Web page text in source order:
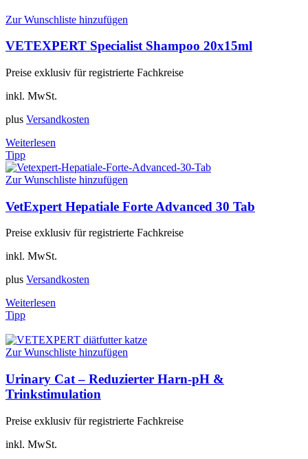
Zur Wunschliste hinzufügen
VETEXPERT Specialist Shampoo 20x15ml
Preise exklusiv für registrierte Fachkreise
inkl. MwSt.
plus Versandkosten
Weiterlesen
Tipp
Zur Wunschliste hinzufügen
VetExpert Hepatiale Forte Advanced 30 Tab
Preise exklusiv für registrierte Fachkreise
inkl. MwSt.
plus Versandkosten
Weiterlesen
Tipp
Zur Wunschliste hinzufügen
Urinary Cat – Reduzierter Harn-pH &
Trinkstimulation
Preise exklusiv für registrierte Fachkreise
inkl. MwSt.